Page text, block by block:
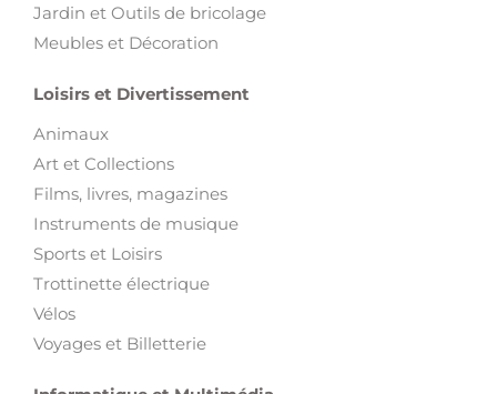
Jardin et Outils de bricolage
Meubles et Décoration
Loisirs et Divertissement
Animaux
Art et Collections
Films, livres, magazines
Instruments de musique
Sports et Loisirs
Trottinette électrique
Vélos
Voyages et Billetterie